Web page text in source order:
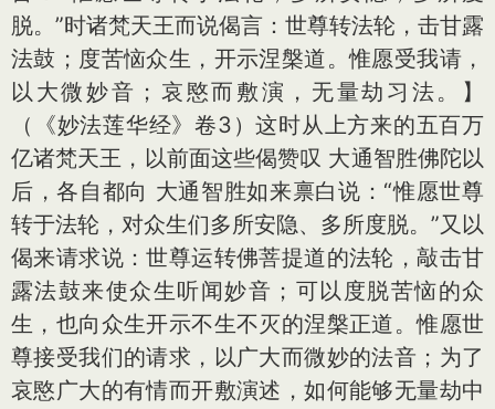
脱。”时诸梵天王而说偈言：世尊转法轮，击甘露
法鼓；度苦恼众生，开示涅槃道。惟愿受我请，
以大微妙音；哀愍而敷演，无量劫习法。】
（《妙法莲华经》卷3）这时从上方来的五百万
亿诸梵天王，以前面这些偈赞叹 大通智胜佛陀以
后，各自都向 大通智胜如来禀白说：“惟愿世尊
转于法轮，对众生们多所安隐、多所度脱。”又以
偈来请求说：世尊运转佛菩提道的法轮，敲击甘
露法鼓来使众生听闻妙音；可以度脱苦恼的众
生，也向众生开示不生不灭的涅槃正道。惟愿世
尊接受我们的请求，以广大而微妙的法音；为了
哀愍广大的有情而开敷演述，如何能够无量劫中